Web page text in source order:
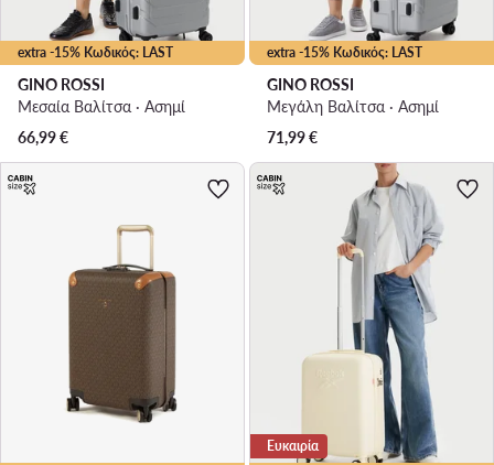
extra -15% Κωδικός: LAST
GINO ROSSI
Μεσαία Βαλίτσα · Ασημί
66,99€
extra -15% Κωδικός: LAST
GINO ROSSI
Μεγάλη Βαλίτσα · Ασημί
71,99€
Ευκαιρία